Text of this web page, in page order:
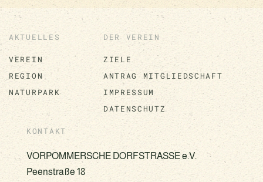
KONTAKT
VORPOMMERSCHE DORFSTRASSE e.V.
Peenstraße 18
AKTUELLES
VEREIN
REGION
NATURPARK
DER VEREIN
ZIELE
ANTRAG MITGLIEDSCHAFT
IMPRESSUM
DATENSCHUTZ